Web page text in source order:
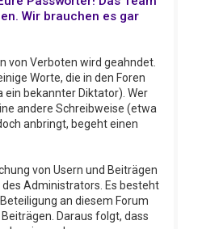
Wir brauchen es gar
von Verboten wird geahndet.
Worte, die in den Foren
bekannter Diktator). Wer
andere Schreibweise (etwa
anbringt, begeht einen
von Usern und Beiträgen
Administrators. Es besteht
an diesem Forum
Daraus folgt, dass